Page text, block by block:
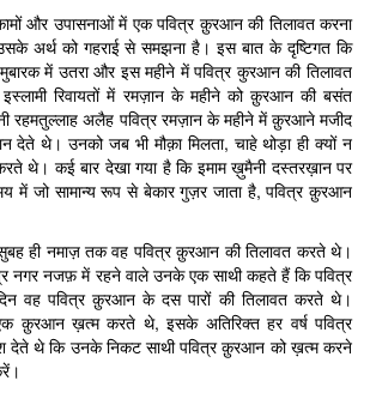
और उपासनाओं में एक पवित्र क़ुरआन की तिलावत करना
अर्थ को गहराई से समझना है। इस बात के दृष्टिगत कि
में उतरा और इस महीने में पवित्र कुरआन की तिलावत
रिवायतों में रमज़ान के महीने को क़ुरआन की बसंत
रहमतुल्लाह अलैह पवित्र रमज़ान के महीने में क़ुरआने मजीद
देते थे। उनको जब भी मौक़ा मिलता, चाहे थोड़ा ही क्यों न
थे। कई बार देखा गया है कि इमाम ख़ुमैनी दस्तरख़ान पर
जो सामान्य रूप से बेकार गुज़र जाता है, पवित्र क़ुरआन
ही नमाज़ तक वह पवित्र क़ुरआन की तिलावत करते थे।
नगर नजफ़ में रहने वाले उनके एक साथी कहते हैं कि पवित्र
वह पवित्र क़ुरआन के दस पारों की तिलावत करते थे।
क़ुरआन ख़त्म करते थे, इसके अतिरिक्त हर वर्ष पवित्र
थे कि उनके निकट साथी पवित्र क़ुरआन को ख़त्म करने